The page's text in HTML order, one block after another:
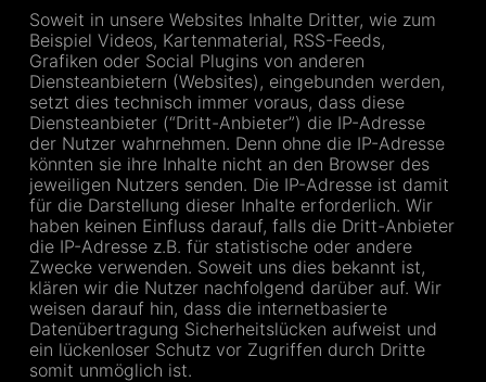
Soweit in unsere Websites Inhalte Dritter, wie zum
Beispiel Videos, Kartenmaterial, RSS-Feeds,
Grafiken oder Social Plugins von anderen
Diensteanbietern (Websites), eingebunden werden,
setzt dies technisch immer voraus, dass diese
Diensteanbieter (“Dritt-Anbieter”) die IP-Adresse
der Nutzer wahrnehmen. Denn ohne die IP-Adresse
könnten sie ihre Inhalte nicht an den Browser des
jeweiligen Nutzers senden. Die IP-Adresse ist damit
für die Darstellung dieser Inhalte erforderlich. Wir
haben keinen Einfluss darauf, falls die Dritt-Anbieter
die IP-Adresse z.B. für statistische oder andere
Zwecke verwenden. Soweit uns dies bekannt ist,
klären wir die Nutzer nachfolgend darüber auf. Wir
weisen darauf hin, dass die internetbasierte
Datenübertragung Sicherheitslücken aufweist und
ein lückenloser Schutz vor Zugriffen durch Dritte
somit unmöglich ist.